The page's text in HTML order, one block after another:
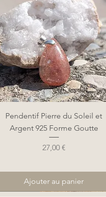
Aperçu rapide
Pendentif Pierre du Soleil et
Argent 925 Forme Goutte
Prix
27,00 €
Ajouter au panier